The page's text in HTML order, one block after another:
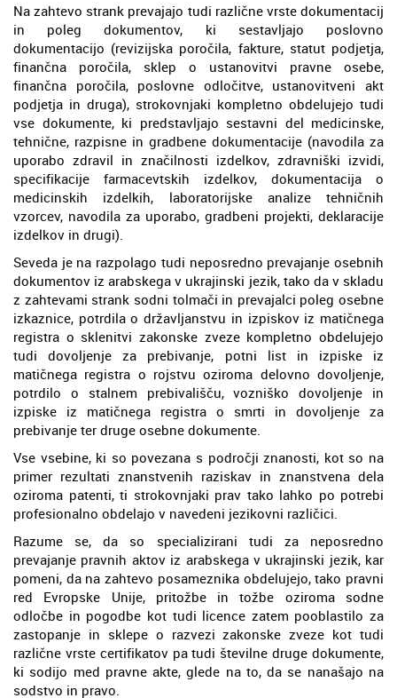
Na zahtevo strank prevajajo tudi različne vrste dokumentacij
in poleg dokumentov, ki sestavljajo poslovno
dokumentacijo (revizijska poročila, fakture, statut podjetja,
finančna poročila, sklep o ustanovitvi pravne osebe,
finančna poročila, poslovne odločitve, ustanovitveni akt
podjetja in druga), strokovnjaki kompletno obdelujejo tudi
vse dokumente, ki predstavljajo sestavni del medicinske,
tehnične, razpisne in gradbene dokumentacije (navodila za
uporabo zdravil in značilnosti izdelkov, zdravniški izvidi,
specifikacije farmacevtskih izdelkov, dokumentacija o
medicinskih izdelkih, laboratorijske analize tehničnih
vzorcev, navodila za uporabo, gradbeni projekti, deklaracije
izdelkov in drugi).
Seveda je na razpolago tudi neposredno prevajanje osebnih
dokumentov iz arabskega v ukrajinski jezik, tako da v skladu
z zahtevami strank sodni tolmači in prevajalci poleg osebne
izkaznice, potrdila o državljanstvu in izpiskov iz matičnega
registra o sklenitvi zakonske zveze kompletno obdelujejo
tudi dovoljenje za prebivanje, potni list in izpiske iz
matičnega registra o rojstvu oziroma delovno dovoljenje,
potrdilo o stalnem prebivališču, vozniško dovoljenje in
izpiske iz matičnega registra o smrti in dovoljenje za
prebivanje ter druge osebne dokumente.
Vse vsebine, ki so povezana s področji znanosti, kot so na
primer rezultati znanstvenih raziskav in znanstvena dela
oziroma patenti, ti strokovnjaki prav tako lahko po potrebi
profesionalno obdelajo v navedeni jezikovni različici.
Razume se, da so specializirani tudi za neposredno
prevajanje pravnih aktov iz arabskega v ukrajinski jezik, kar
pomeni, da na zahtevo posameznika obdelujejo, tako pravni
red Evropske Unije, pritožbe in tožbe oziroma sodne
odločbe in pogodbe kot tudi licence zatem pooblastilo za
zastopanje in sklepe o razvezi zakonske zveze kot tudi
različne vrste certifikatov pa tudi številne druge dokumente,
ki sodijo med pravne akte, glede na to, da se nanašajo na
sodstvo in pravo.